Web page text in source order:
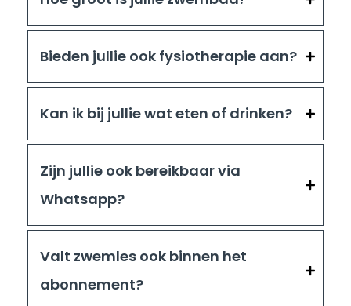
Bieden jullie ook fysiotherapie aan?
Kan ik bij jullie wat eten of drinken?
Zijn jullie ook bereikbaar via
Whatsapp?
Valt zwemles ook binnen het
abonnement?